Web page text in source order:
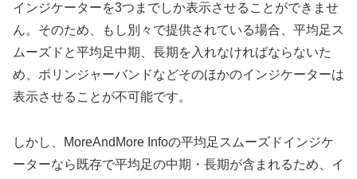
インジケーターを3つまでしか表示させることができませ
ん。そのため、もし別々で提供されている場合、平均足ス
ムーズドと平均足中期、長期を入れなければならないた
め、ボリンジャーバンドなどそのほかのインジケーターは
表示させることが不可能です。
しかし、MoreAndMore Infoの平均足スムーズドインジケ
ーターなら既存で平均足の中期・長期が含まれるため、イ